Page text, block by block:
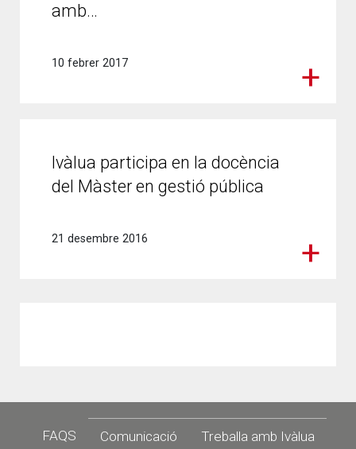
amb…
10 febrer 2017
Ivàlua participa en la docència
del Màster en gestió pública
21 desembre 2016
Footer
FAQS Comunicació Treballa amb Ivàlua